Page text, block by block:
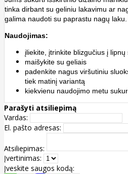
tinka dirbant su geliniu lakavimu ar
galima naudoti su paprastu nagų
Naudojimas:
įliekite, įtrinkite blizgučius į lipnų
maišykite su geliais
padenkite nagus viršutiniu
tiek matinį variantą
kiekvienu naudojimo metu
Parašyti atsiliepimą
Vardas:
El. pašto adresas:
Atsiliepimas:
Įvertinimas:
Įveskite saugos kodą: